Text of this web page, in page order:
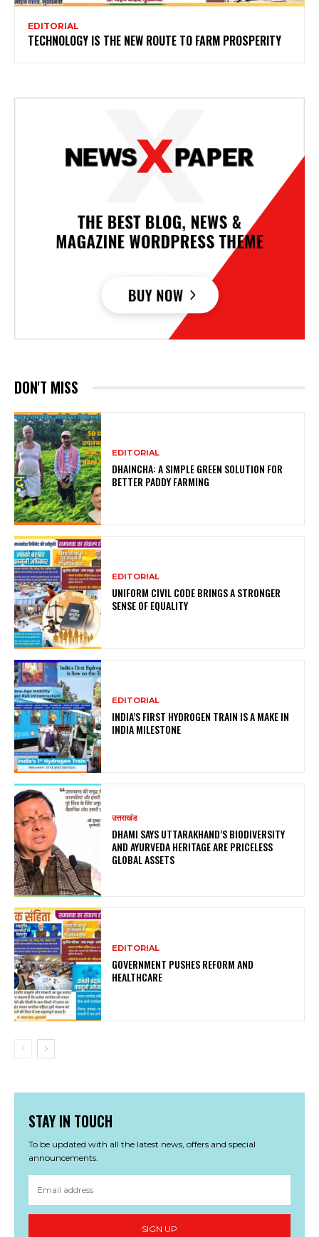
EDITORIAL
TECHNOLOGY IS THE NEW ROUTE TO FARM PROSPERITY
DON'T MISS
EDITORIAL
DHAINCHA: A SIMPLE GREEN SOLUTION FOR
BETTER PADDY FARMING
EDITORIAL
UNIFORM CIVIL CODE BRINGS A STRONGER
SENSE OF EQUALITY
EDITORIAL
INDIA’S FIRST HYDROGEN TRAIN IS A MAKE IN
INDIA MILESTONE
उत्तराखंड
DHAMI SAYS UTTARAKHAND’S BIODIVERSITY
AND AYURVEDA HERITAGE ARE PRICELESS
GLOBAL ASSETS
EDITORIAL
GOVERNMENT PUSHES REFORM AND
HEALTHCARE
STAY IN TOUCH
To be updated with all the latest news, offers and special
announcements.
SIGN UP